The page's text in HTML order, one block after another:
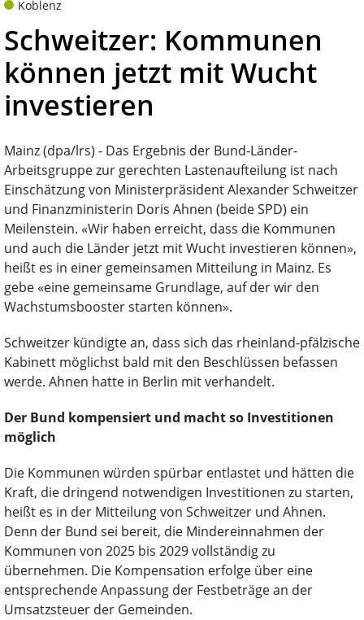
Koblenz
Schweitzer: Kommunen
können jetzt mit Wucht
investieren
Mainz (dpa/lrs) - Das Ergebnis der Bund-Länder-
Arbeitsgruppe zur gerechten Lastenaufteilung ist nach
Einschätzung von Ministerpräsident Alexander Schweitzer
und Finanzministerin Doris Ahnen (beide SPD) ein
Meilenstein. «Wir haben erreicht, dass die Kommunen
und auch die Länder jetzt mit Wucht investieren können»,
heißt es in einer gemeinsamen Mitteilung in Mainz. Es
gebe «eine gemeinsame Grundlage, auf der wir den
Wachstumsbooster starten können».
Schweitzer kündigte an, dass sich das rheinland-pfälzische
Kabinett möglichst bald mit den Beschlüssen befassen
werde. Ahnen hatte in Berlin mit verhandelt.
Der Bund kompensiert und macht so Investitionen
möglich
Die Kommunen würden spürbar entlastet und hätten die
Kraft, die dringend notwendigen Investitionen zu starten,
heißt es in der Mitteilung von Schweitzer und Ahnen.
Denn der Bund sei bereit, die Mindereinnahmen der
Kommunen von 2025 bis 2029 vollständig zu
übernehmen. Die Kompensation erfolge über eine
entsprechende Anpassung der Festbeträge an der
Umsatzsteuer der Gemeinden.